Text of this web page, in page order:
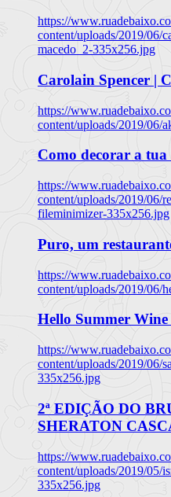
https://
content/uploads/2019/06/
macedo_2-335x256.jpg
Carolain Spencer |
https://
content/uploads/2019/06/
Como decorar a
https://
content/uploads/2019/06/
fileminimizer-335x256.jpg
Puro, um
https://
content/uploads/2019/06/
Hello Summer
https://
content/uploads/2019/06/
335x256.jpg
2ª EDIÇÃO DO
SHERATON
https://
content/uploads/2019/05/
335x256.jpg